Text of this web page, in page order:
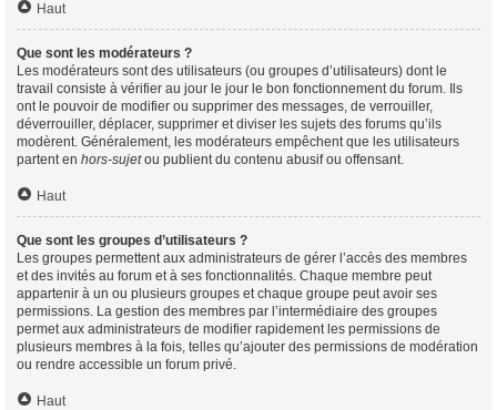
Haut
Que sont les modérateurs ?
Les modérateurs sont des utilisateurs (ou groupes d’utilisateurs) dont le
travail consiste à vérifier au jour le jour le bon fonctionnement du forum. Ils
ont le pouvoir de modifier ou supprimer des messages, de verrouiller,
déverrouiller, déplacer, supprimer et diviser les sujets des forums qu’ils
modèrent. Généralement, les modérateurs empêchent que les utilisateurs
partent en hors-sujetou publient du contenu abusif ou offensant.
Haut
Que sont les groupes d’utilisateurs ?
Les groupes permettent aux administrateurs de gérer l’accès des membres
et des invités au forum et à ses fonctionnalités. Chaque membre peut
appartenir à un ou plusieurs groupes et chaque groupe peut avoir ses
permissions. La gestion des membres par l’intermédiaire des groupes
permet aux administrateurs de modifier rapidement les permissions de
plusieurs membres à la fois, telles qu’ajouter des permissions de modération
ou rendre accessible un forum privé.
Haut